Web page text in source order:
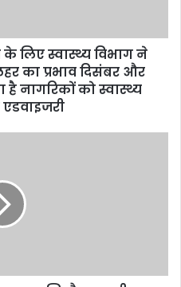
लिए स्वास्थ्य विभाग ने
का प्रभाव दिसंबर और
नागरिकों को स्वास्थ्य